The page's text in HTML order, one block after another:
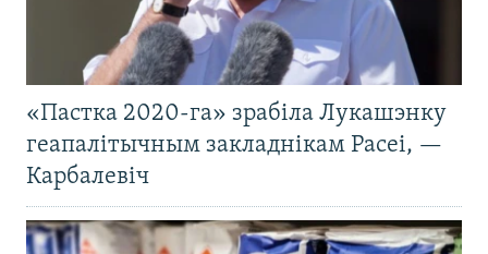
«Пастка 2020-га» зрабіла Лукашэнку
геапалітычным закладнікам Расеі, —
Карбалевіч